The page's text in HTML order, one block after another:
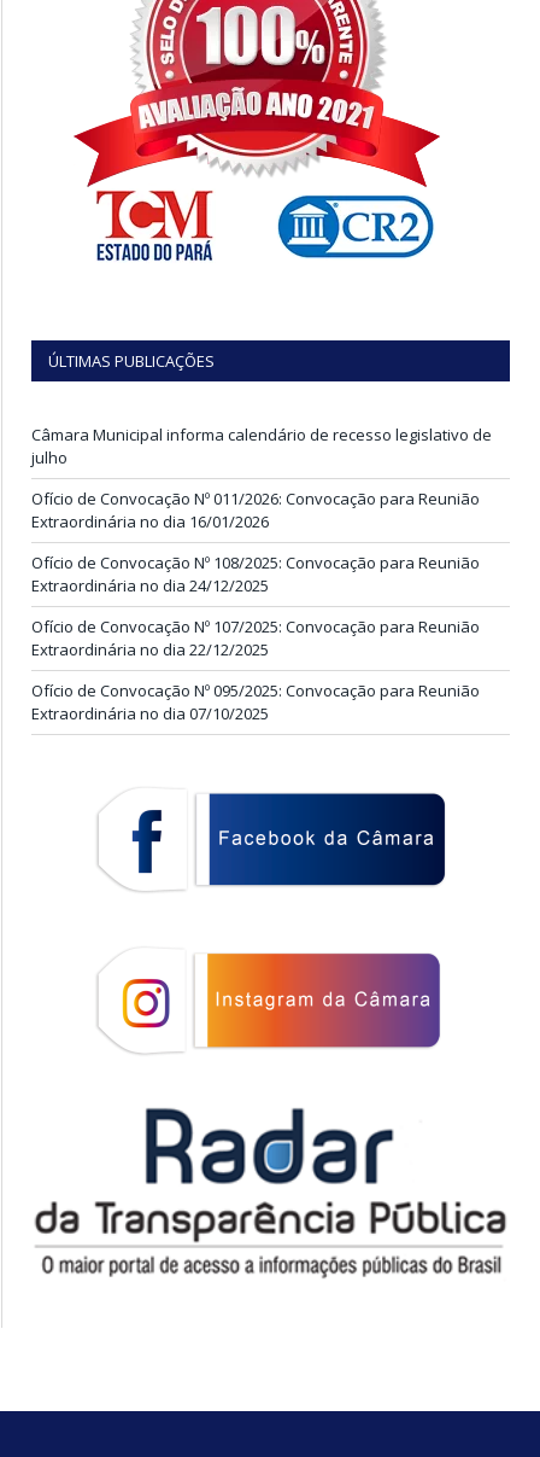
ÚLTIMAS PUBLICAÇÕES
Câmara Municipal informa calendário de recesso legislativo de
julho
Ofício de Convocação Nº 011/2026: Convocação para Reunião
Extraordinária no dia 16/01/2026
Ofício de Convocação Nº 108/2025: Convocação para Reunião
Extraordinária no dia 24/12/2025
Ofício de Convocação Nº 107/2025: Convocação para Reunião
Extraordinária no dia 22/12/2025
Ofício de Convocação Nº 095/2025: Convocação para Reunião
Extraordinária no dia 07/10/2025